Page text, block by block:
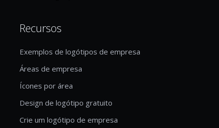
Recursos
Exemplos de logótipos de empresa
Áreas de empresa
Ícones por área
Design de logótipo gratuito
Crie um logótipo de empresa